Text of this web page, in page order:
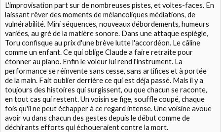
L'improvisation part sur de nombreuses pistes, et voltes-faces. En
laissant rêver des moments de mélancoliques médiations, de
vulnérabilité. Mini séquences, nouveaux débordements, humeurs
variées, au gré de la matière sonore. Dans une attaque espiègle,
Toru confisque au prix d'une brève lutte l'accordéon. Le câline
comme un enfant. Ce qui oblige Claude a faire retraite pour
étonner au piano. Enfin le voleur lui rend l'instrument. La
performance se réinvente sans cesse, sans artifices et à portée
de la main. Fait oublier derrière ce qui est déja passé. Mais il y a
toujours des histoires qui surgissent, ou que chacun se raconte,
en tout cas qui restent. Un voisin se fige, souffle coupé, chaque
fois qu'il ne peut échapper à ce regard intense. Une voisine avoue
avoir vu dans chacun des gestes depuis le début comme de
déchirants efforts qui échoueraient contre la mort.